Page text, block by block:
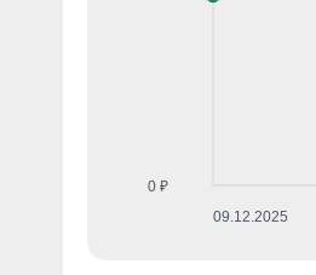
0 ₽
09.12.2025